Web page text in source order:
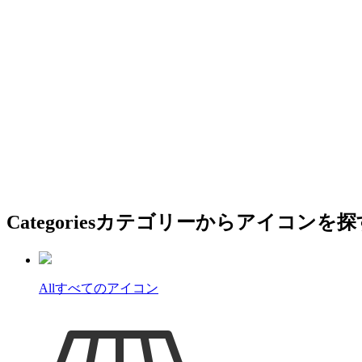
Categoriesカテゴリーからアイコンを探
Allすべてのアイコン